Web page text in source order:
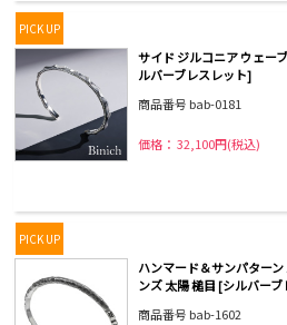
PICK UP
サイド ジルコニア ウェー
ルバーブレスレット]
商品番号 bab-0181
価格： 32,100円(税込)
PICK UP
ハンマード＆サンパター
ンズ 太陽 槌目 [シルバー
商品番号 bab-1602